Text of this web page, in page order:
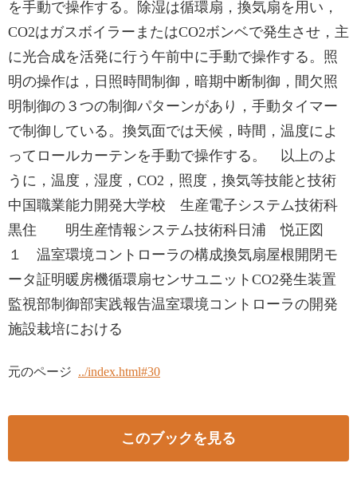
を手動で操作する。除湿は循環扇，換気扇を用い，
CO2はガスボイラーまたはCO2ボンベで発生させ，主
に光合成を活発に行う午前中に手動で操作する。照
明の操作は，日照時間制御，暗期中断制御，間欠照
明制御の３つの制御パターンがあり，手動タイマー
で制御している。換気面では天候，時間，温度によ
ってロールカーテンを手動で操作する。 以上のよ
うに，温度，湿度，CO2，照度，換気等技能と技術
中国職業能力開発大学校 生産電子システム技術科
黒住 明生産情報システム技術科日浦 悦正図
１ 温室環境コントローラの構成換気扇屋根開閉モ
ータ証明暖房機循環扇センサユニットCO2発生装置
監視部制御部実践報告温室環境コントローラの開発
施設栽培における
元のページ ../index.html#30
このブックを見る